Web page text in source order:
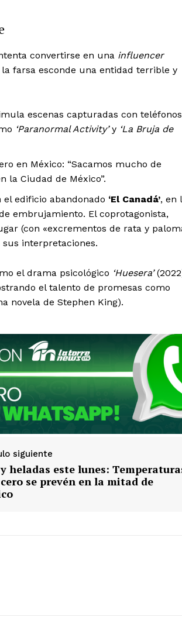
convertirse en una influencer
farsa esconde una entidad terrible y
escenas capturadas con teléfonos
‘Paranormal Activity’y ‘La Bruja de
en México: “Sacamos mucho de
la Ciudad de México”.
edificio abandonado ‘El Canadá’, en
embrujamiento. El coprotagonista,
(con «excrementos de rata y
interpretaciones.
el drama psicológico ‘Huesera’
el talento de promesas como
novela de Stephen King).
siguiente
heladas este lunes:
se prevén en la mitad de